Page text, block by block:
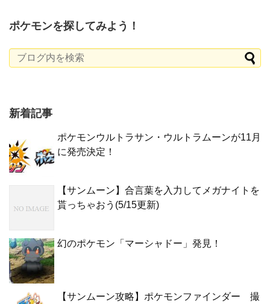
ポケモンを探してみよう！
新着記事
ポケモンウルトラサン・ウルトラムーンが11月
に発売決定！
【サンムーン】合言葉を入力してメガナイトを
貰っちゃおう(5/15更新)
幻のポケモン「マーシャドー」発見！
【サンムーン攻略】ポケモンファインダー 撮